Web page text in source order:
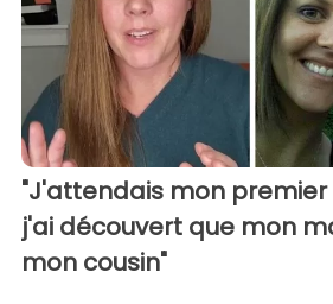
"J'attendais mon
j'ai découvert que mon
mon cousin"